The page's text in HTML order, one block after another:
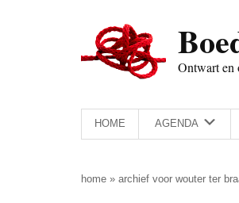
Ontwart
HOME AGENDA
home » archief voor wouter ter